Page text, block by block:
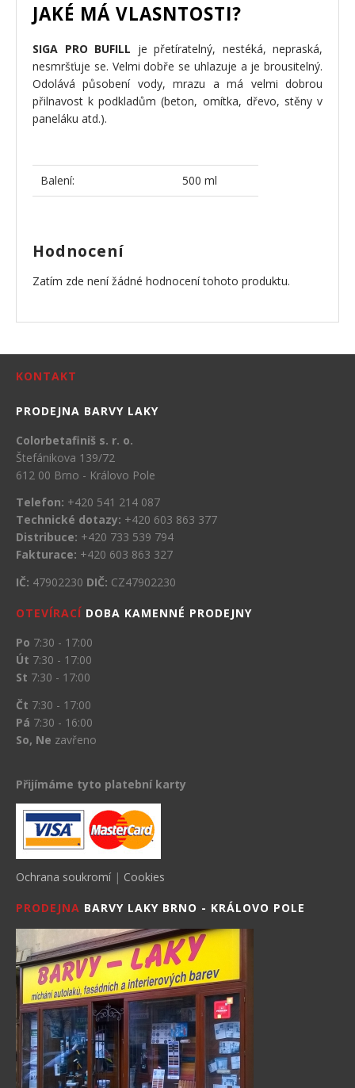
JAKÉ MÁ VLASNTOSTI?
SIGA PRO BUFILL je přetíratelný, nestéká, nepraská,
nesmršťuje se. Velmi dobře se uhlazuje a je brousitelný.
Odolává působení vody, mrazu a má velmi dobrou
přilnavost k podkladům (beton, omítka, dřevo, stěny v
paneláku atd.).
Balení: 500 ml
Hodnocení
Zatím zde není žádné hodnocení tohoto produktu.
KONTAKT
PRODEJNA BARVY LAKY
Colorbetafiniš s. r. o.
Štefánikova 139/72
612 00 Brno - Královo Pole
Telefon: +420 541 214 087
Technické dotazy: +420 603 863 377
Distribuce: +420 733 539 794
Fakturace: +420 603 863 327
IČ: 47902230 DIČ: CZ47902230
OTEVÍRACÍ DOBA KAMENNÉ PRODEJNY
Po 7:30 - 17:00
Út 7:30 - 17:00
St 7:30 - 17:00
Čt 7:30 - 17:00
Pá 7:30 - 16:00
So, Ne zavřeno
Přijímáme tyto platební karty
Ochrana soukromí | Cookies
PRODEJNA BARVY LAKY BRNO - KRÁLOVO POLE